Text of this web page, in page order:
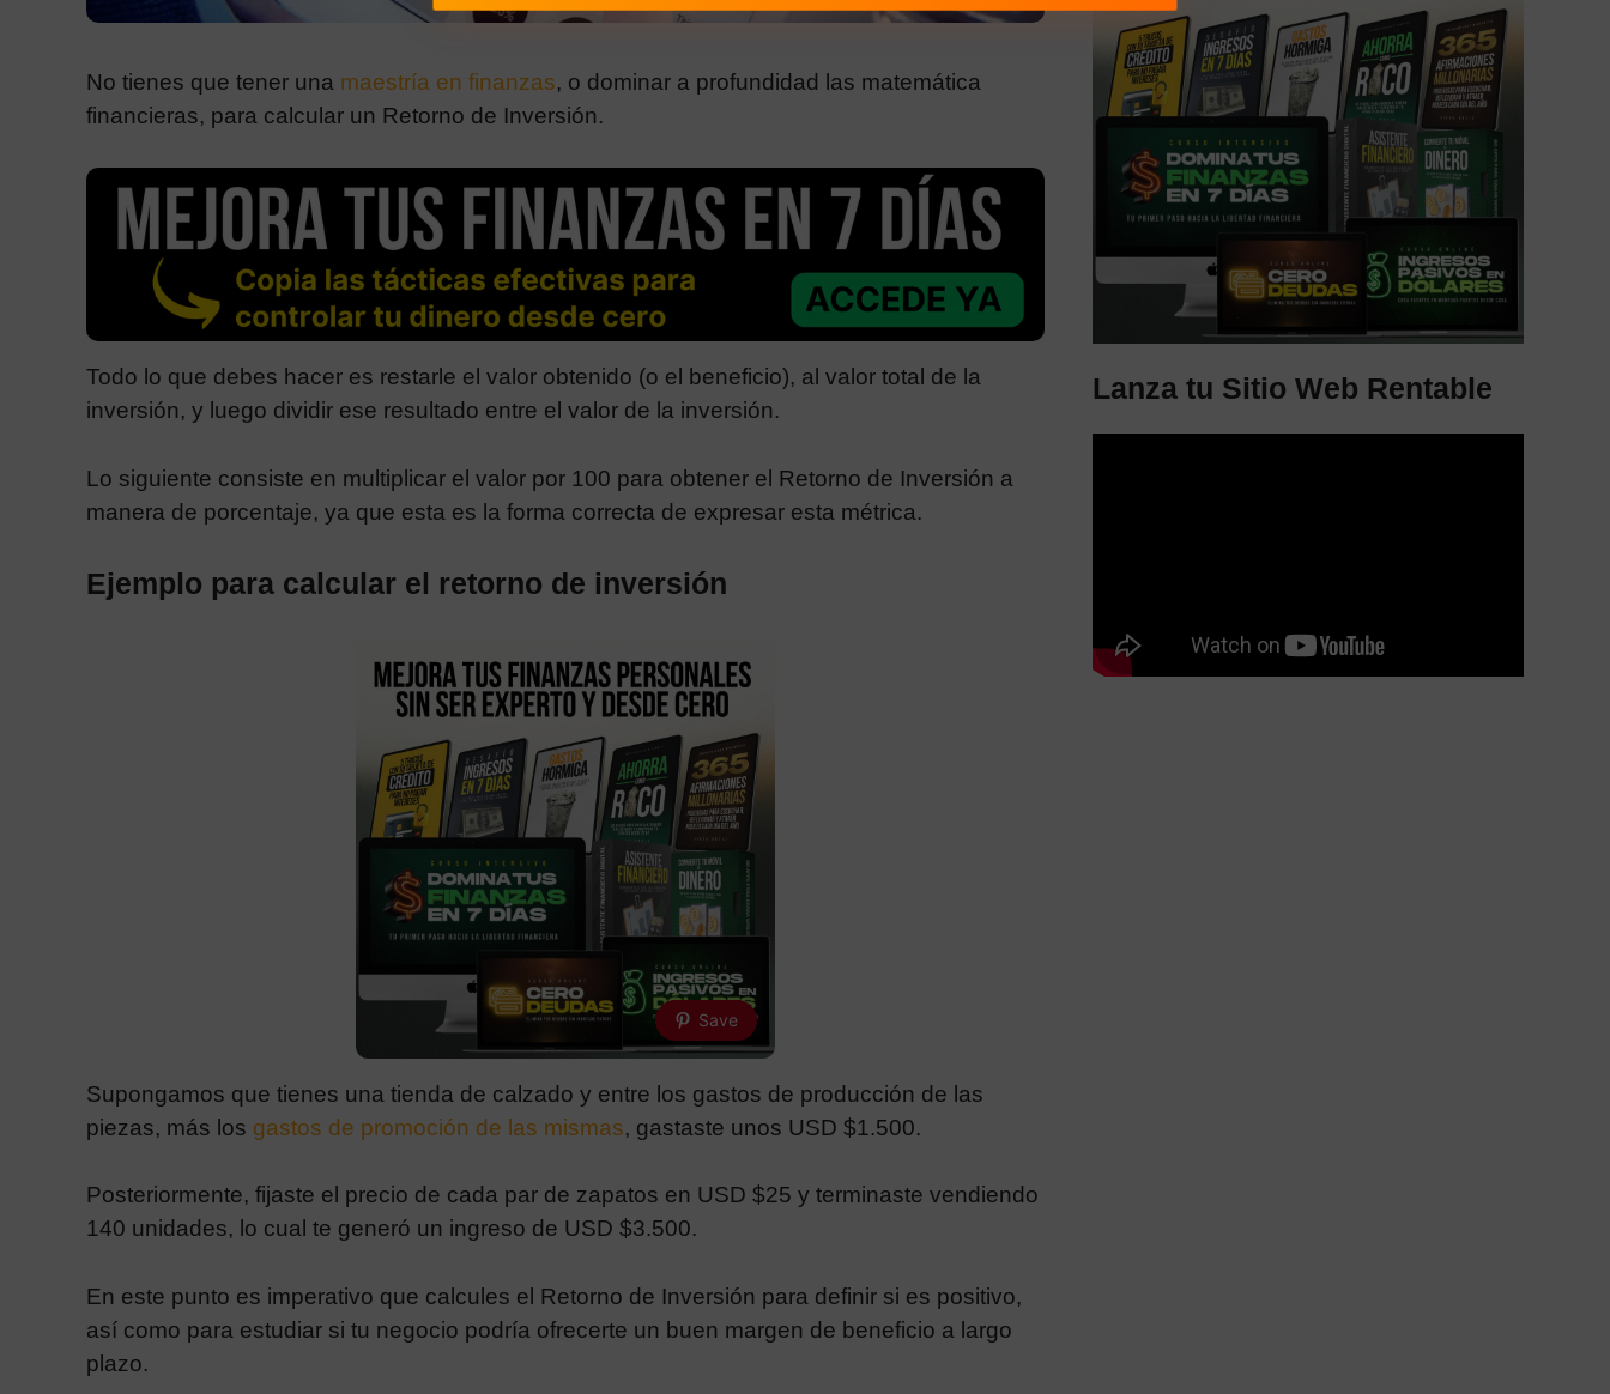
No tienes que tener una maestría en finanzas, o dominar a profundidad las matemática
financieras, para calcular un Retorno de Inversión.
Todo lo que debes hacer es restarle el valor obtenido (o el beneficio), al valor total de la
inversión, y luego dividir ese resultado entre el valor de la inversión.
Lo siguiente consiste en multiplicar el valor por 100 para obtener el Retorno de Inversión a
manera de porcentaje, ya que esta es la forma correcta de expresar esta métrica.
Ejemplo para calcular el retorno de inversión
Save
Supongamos que tienes una tienda de calzado y entre los gastos de producción de las
piezas, más los gastos de promoción de las mismas, gastaste unos USD $1.500.
Posteriormente, fijaste el precio de cada par de zapatos en USD $25 y terminaste vendiendo
140 unidades, lo cual te generó un ingreso de USD $3.500.
En este punto es imperativo que calcules el Retorno de Inversión para definir si es positivo,
así como para estudiar si tu negocio podría ofrecerte un buen margen de beneficio a largo
plazo.
Lanza tu Sitio Web Rentable